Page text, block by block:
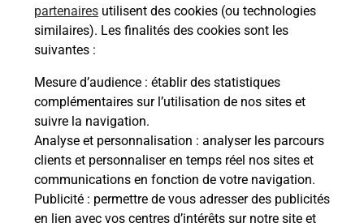
partenaires utilisent des cookies (ou technologies
similaires). Les finalités des cookies sont les
suivantes :
Mesure d’audience : établir des statistiques
complémentaires sur l’utilisation de nos sites et
suivre la navigation.
Analyse et personnalisation : analyser les parcours
clients et personnaliser en temps réel nos sites et
communications en fonction de votre navigation.
Publicité : permettre de vous adresser des publicités
en lien avec vos centres d’intérêts sur notre site et
Collecte du courrier aujourd'hui à 09h00
Chemin De Saint Roman
26170 Saint Auban Sur L Ouveze
Itinéraire
Le lien s'ouvre dans un nouvel onglet